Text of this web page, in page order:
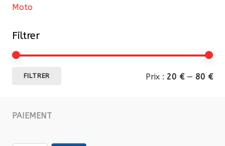
Moto
Filtrer
FILTRER Prix : 20 €— 80 €
PAIEMENT